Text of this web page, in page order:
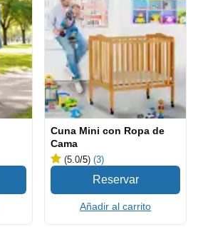
Cuna Mini con Ropa de
Cama
(5.0/5) (3)
Añadir al carrito